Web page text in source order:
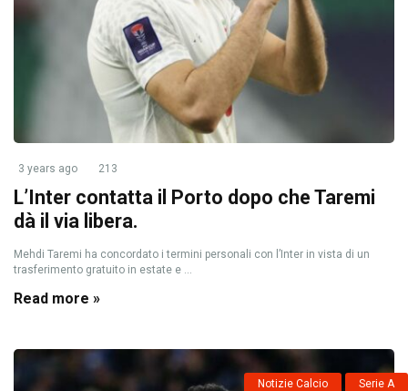
3 years ago 213
L’Inter contatta il Porto dopo che Taremi
dà il via libera.
Mehdi Taremi ha concordato i termini personali con l’Inter in vista di un
trasferimento gratuito in estate e ...
Read more »
Notizie Calcio Serie A